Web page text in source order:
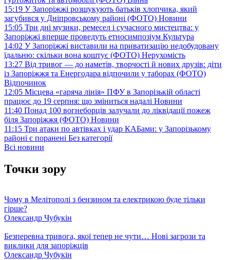
15:19 У Запоріжжі розшукують батьків хлопчика, який
загубився у Дніпровському районі (ФОТО) Новини
15:05 Три дні музики, ремесел і сучасного мистецтва: у
Запоріжжі вперше проведуть етносимпозіум Культура
14:02 У Запоріжжі виставили на приватизацію недобудовану
їдальню: скільки вона коштує (ФОТО) Нерухомість
13:27 Від тривог — до наметів, творчості й нових друзів: діти
із Запоріжжя та Енергодара відпочили у таборах (ФОТО)
Відпочинок
12:05 Місцева «гаряча лінія» ПФУ в Запорізькій області
працює до 19 серпня: що зміниться надалі Новини
11:40 Понад 100 вогнеборців залучали до ліквідації пожеж
біля Запоріжжя (ФОТО) Новини
11:15 Три атаки по автівках і удар КАБами: у Запорізькому
районі є поранені Без категорії
Всі новини
Точки зору
Чому в Мелітополі з бензином та електрикою буде тільки
гірше?
Олександр Чубукін
Безперевна тривога, якої тепер не чути… Нові загрози та
виклики для запоріжців
Олександр Чубукін